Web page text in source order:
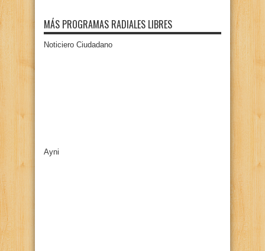
MÁS PROGRAMAS RADIALES LIBRES
Noticiero Ciudadano
Ayni